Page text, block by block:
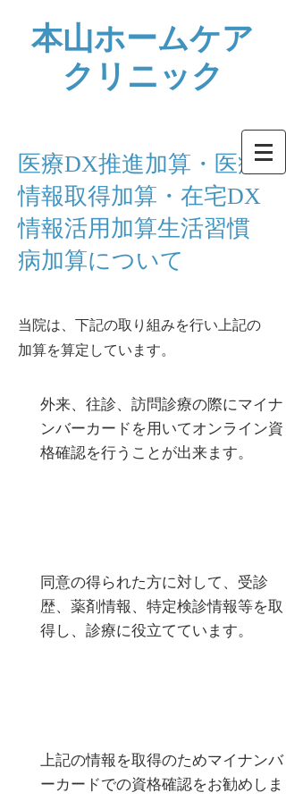
本山ホームケア
クリニック
医療DX推進加算・医療
情報取得加算・在宅DX
情報活用加算生活習慣
病加算について
当院は、下記の取り組みを行い上記の
加算を算定しています。
外来、往診、訪問診療の際にマイナ
ンバーカードを用いてオンライン資
格確認を行うことが出来ます。
同意の得られた方に対して、受診
歴、薬剤情報、特定検診情報等を取
得し、診療に役立てています。
上記の情報を取得のためマイナンバ
ーカードでの資格確認をお勧めしま